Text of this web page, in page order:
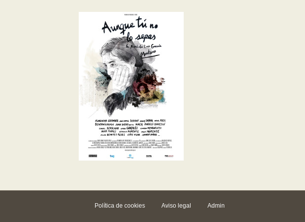
Política de cookies Aviso legal Admin